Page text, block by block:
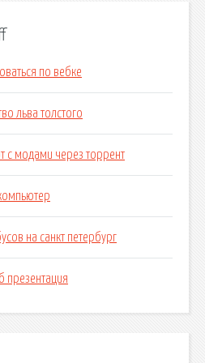
по вебке
льва толстого
с модами через торрент
на санкт петербург
презентация